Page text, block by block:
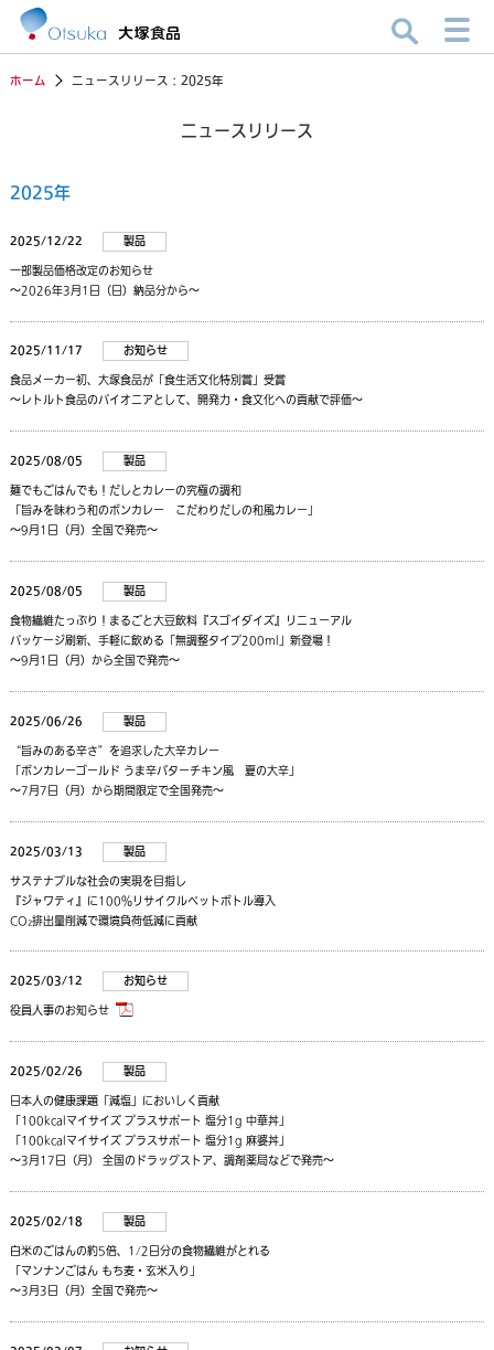
ホーム ニュースリリース：2025年
ニュースリリース
2025年
2025/12/22
製品
一部製品価格改定のお知らせ
～2026年3月1日（日）納品分から～
2025/11/17
お知らせ
食品メーカー初、大塚食品が「食生活文化特別賞」受賞
～レトルト食品のパイオニアとして、開発力・食文化への貢献で評価～
2025/08/05
製品
麺でもごはんでも！だしとカレーの究極の調和
「旨みを味わう和のボンカレー こだわりだしの和風カレー」
～9月1日（月）全国で発売～
2025/08/05
製品
食物繊維たっぷり！まるごと大豆飲料『スゴイダイズ』リニューアル
パッケージ刷新、手軽に飲める「無調整タイプ200ml」新登場！
～9月1日（月）から全国で発売～
2025/06/26
製品
“旨みのある辛さ”を追求した大辛カレー
「ボンカレーゴールド うま辛バターチキン風 夏の大辛」
～7月7日（月）から期間限定で全国発売～
2025/03/13
製品
サステナブルな社会の実現を目指し
『ジャワティ』に100％リサイクルペットボトル導入
CO₂排出量削減で環境負荷低減に貢献
2025/03/12
お知らせ
役員人事のお知らせ
2025/02/26
製品
日本人の健康課題「減塩」においしく貢献
「100kcalマイサイズ プラスサポート 塩分1g 中華丼」
「100kcalマイサイズ プラスサポート 塩分1g 麻婆丼」
～3月17日（月） 全国のドラッグストア、調剤薬局などで発売～
2025/02/18
製品
白米のごはんの約5倍、1/2日分の食物繊維がとれる
「マンナンごはん もち麦・玄米入り」
～3月3日（月）全国で発売～